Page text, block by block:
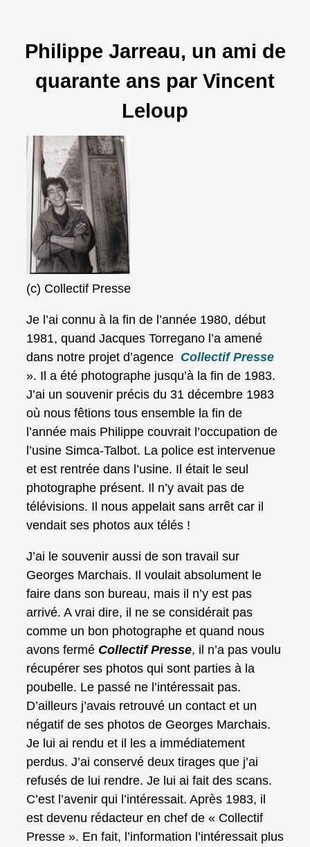
Philippe Jarreau, un ami de
quarante ans par Vincent
Leloup
(c) Collectif Presse
Je l’ai connu à la fin de l’année 1980, début
1981, quand Jacques Torregano l’a amené
dans notre projet d’agence Collectif Presse
». Il a été photographe jusqu’à la fin de 1983.
J’ai un souvenir précis du 31 décembre 1983
où nous fêtions tous ensemble la fin de
l’année mais Philippe couvrait l’occupation de
l’usine Simca-Talbot. La police est intervenue
et est rentrée dans l’usine. Il était le seul
photographe présent. Il n’y avait pas de
télévisions. Il nous appelait sans arrêt car il
vendait ses photos aux télés !
J’ai le souvenir aussi de son travail sur
Georges Marchais. Il voulait absolument le
faire dans son bureau, mais il n’y est pas
arrivé. A vrai dire, il ne se considérait pas
comme un bon photographe et quand nous
avons fermé Collectif Presse, il n’a pas voulu
récupérer ses photos qui sont parties à la
poubelle. Le passé ne l’intéressait pas.
D’ailleurs j’avais retrouvé un contact et un
négatif de ses photos de Georges Marchais.
Je lui ai rendu et il les a immédiatement
perdus. J’ai conservé deux tirages que j’ai
refusés de lui rendre. Je lui ai fait des scans.
C’est l’avenir qui l’intéressait. Après 1983, il
est devenu rédacteur en chef de « Collectif
Presse ». En fait, l’information l’intéressait plus